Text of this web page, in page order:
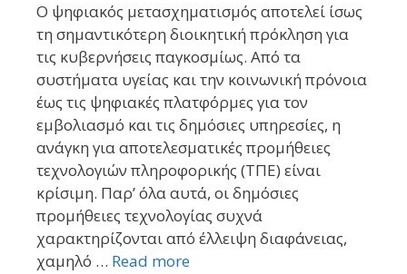
Ο ψηφιακός μετασχηματισμός αποτελεί ίσως
τη σημαντικότερη διοικητική πρόκληση για
τις κυβερνήσεις παγκοσμίως. Από τα
συστήματα υγείας και την κοινωνική πρόνοια
έως τις ψηφιακές πλατφόρμες για τον
εμβολιασμό και τις δημόσιες υπηρεσίες, η
ανάγκη για αποτελεσματικές προμήθειες
τεχνολογιών πληροφορικής (ΤΠΕ) είναι
κρίσιμη. Παρ’ όλα αυτά, οι δημόσιες
προμήθειες τεχνολογίας συχνά
χαρακτηρίζονται από έλλειψη διαφάνειας,
χαμηλό … Read more